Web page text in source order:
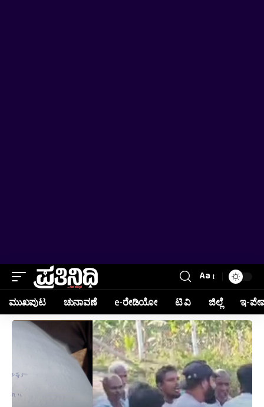
Aa
ಮುಖಪುಟ ಚುನಾವಣೆ e-ರೇಡಿಯೋ ಟಿ ವಿ ಜಿಲ್ಲೆ ಇ-